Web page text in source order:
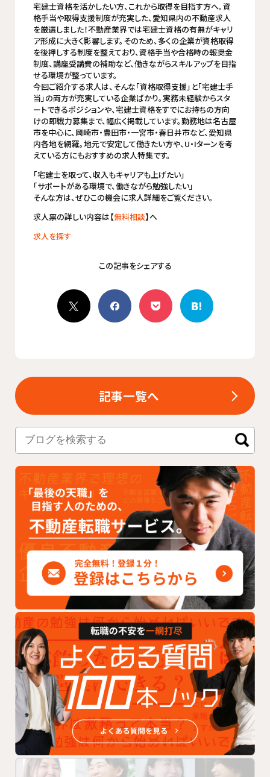
宅建士資格を活かしたい方、これから取得を目指す方へ――。資
格手当や取得支援制度が充実した、愛知県内の不動産求人
を厳選しました！不動産業界では宅建士資格の有無がキャリ
ア形成に大きく影響します。そのため、多くの企業が資格取得
を後押しする制度を整えており、資格手当や合格時の報奨金
制度、講座受講費の補助など、働きながらスキルアップを目指
せる環境が整っています。
今回ご紹介する求人は、そんな「資格取得支援」と「宅建士手
当」の両方が充実している企業ばかり。実務未経験からスタ
ートできるポジションや、宅建士資格をすでにお持ちの方向
けの即戦力募集まで、幅広く掲載しています。勤務地は名古屋
市を中心に、岡崎市・豊田市・一宮市・春日井市など、愛知県
内各地を網羅。地元で安定して働きたい方や、U・Iターンを考
えている方にもおすすめの求人特集です。
「宅建士を取って、収入もキャリアも上げたい」
「サポートがある環境で、働きながら勉強したい」
そんな方は、ぜひこの機会に求人詳細をご覧ください。
求人票の詳しい内容は【無料相談】へ
求人を探す
記事一覧へ